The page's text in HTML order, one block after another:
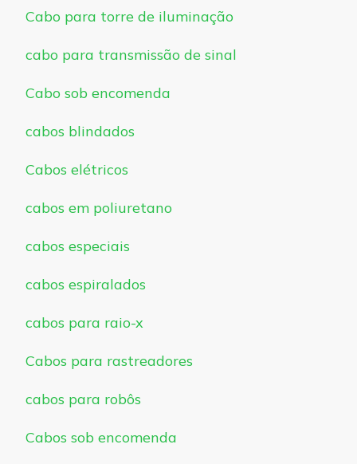
Cabo para torre de iluminação
cabo para transmissão de sinal
Cabo sob encomenda
cabos blindados
Cabos elétricos
cabos em poliuretano
cabos especiais
cabos espiralados
cabos para raio-x
Cabos para rastreadores
cabos para robôs
Cabos sob encomenda